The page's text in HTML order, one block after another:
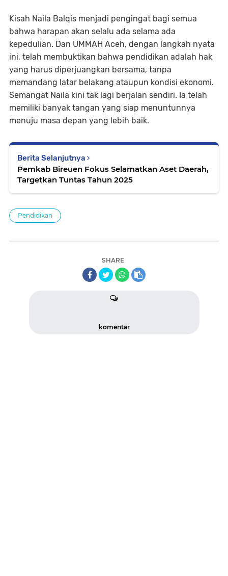
Kisah Naila Balqis menjadi pengingat bagi semua
bahwa harapan akan selalu ada selama ada
kepedulian. Dan UMMAH Aceh, dengan langkah nyata
ini, telah membuktikan bahwa pendidikan adalah hak
yang harus diperjuangkan bersama, tanpa
memandang latar belakang ataupun kondisi ekonomi.
Semangat Naila kini tak lagi berjalan sendiri. Ia telah
memiliki banyak tangan yang siap menuntunnya
menuju masa depan yang lebih baik.
Berita Selanjutnya
Pemkab Bireuen Fokus Selamatkan Aset Daerah,
Targetkan Tuntas Tahun 2025
Pendidikan
SHARE
komentar